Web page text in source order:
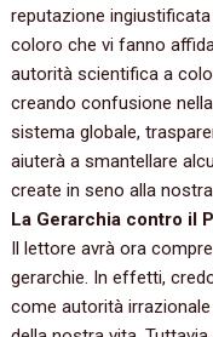
reputazione
coloro che vi fanno
autorità scientifica a
‬creando confusione
sistema globale,‭
aiuterà a smantellare
create in seno alla
La Gerarchia contro il
Il lettore avrà ora
gerarchie.‭ ‬In effetti,‭
come autorità